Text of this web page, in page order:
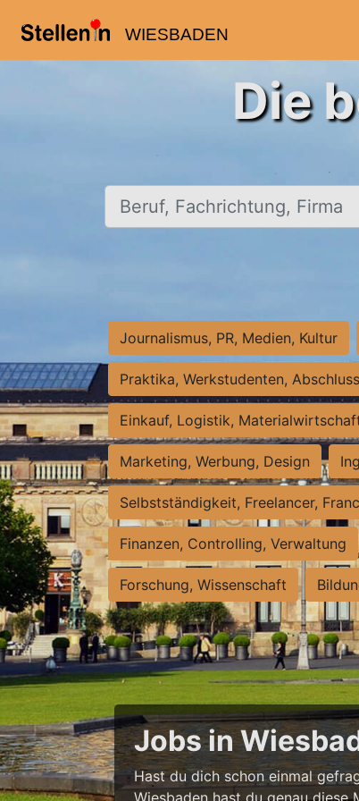
WIESBADEN
Die
Beruf, Fachrichtung, Firma
Journalismus, PR, Medien, Kultur
Praktika, Werkstudenten,
Einkauf, Logistik,
Marketing, Werbung, Design
Selbstständigkeit, Freelancer,
Finanzen, Controlling, Verwaltung
Forschung, Wissenschaft
Jobs in
Hast du dich schon einmal